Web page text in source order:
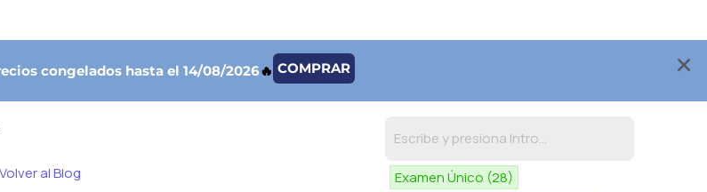
congelados hasta el 14/08/2026🔥 COMPRAR
Volver al Blog Examen Único (28)